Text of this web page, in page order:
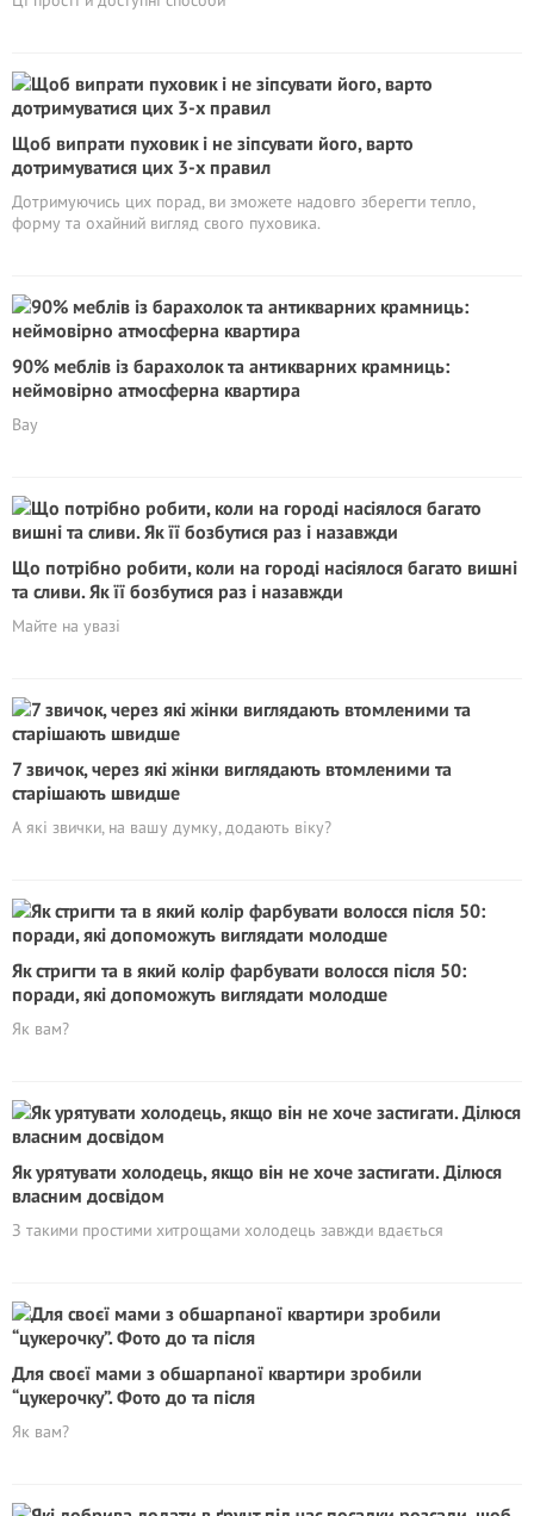
Щоб випрати пуховик і не зіпсувати його, варто
дотримуватися цих 3-х правил
Дотримуючись цих порад, ви зможете надовго зберегти тепло,
форму та охайний вигляд свого пуховика.
90% меблів із барахолок та антикварних крамниць:
неймовірно атмосферна квартира
Вау
Що потрібно робити, коли на городі насіялося багато вишні
та сливи. Як її бозбутися раз і назавжди
Майте на увазі
7 звичок, через які жінки виглядають втомленими та
старішають швидше
А які звички, на вашу думку, додають віку?
Як стригти та в який колір фарбувати волосся після 50:
поради, які допоможуть виглядати молодше
Як вам?
Як урятувати холодець, якщо він не хоче застигати. Ділюся
власним досвідом
З такими простими хитрощами холодець завжди вдається
Для своєї мами з обшарпаної квартири зробили
“цукерочку”. Фото до та після
Як вам?